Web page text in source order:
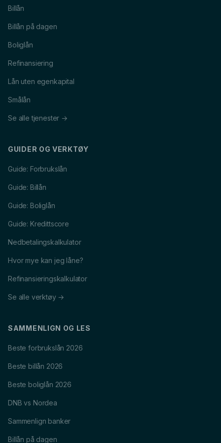
Billån
Billån på dagen
Boliglån
Refinansiering
Lån uten egenkapital
Smålån
Se alle tjenester →
GUIDER OG VERKTØY
Guide: Forbrukslån
Guide: Billån
Guide: Boliglån
Guide: Kredittscore
Nedbetalingskalkulator
Hvor mye kan jeg låne?
Refinansieringskalkulator
Se alle verktøy →
SAMMENLIGN OG LES
Beste forbrukslån 2026
Beste billån 2026
Beste boliglån 2026
DNB vs Nordea
Sammenlign banker
Billån på dagen